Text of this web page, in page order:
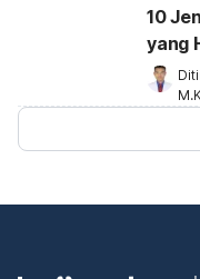
10
yang